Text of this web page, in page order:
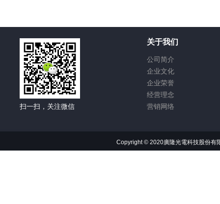
Copyright © 2020廣隆光電科技股份有
关于我们
公司简介
企业文化
企业荣誉
经营理念
营销网络
扫一扫，关注微信